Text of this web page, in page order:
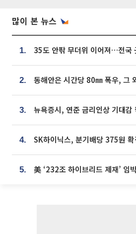
많이 본 뉴스
1.
2.
3.
4.
5.